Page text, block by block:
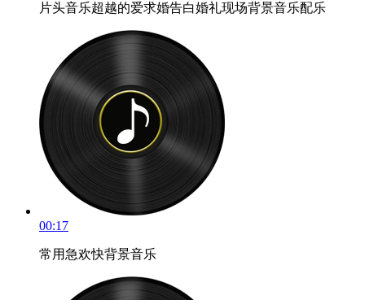
片头音乐超越的爱求婚告白婚礼现场背景音乐配乐
00:17
常用急欢快背景音乐